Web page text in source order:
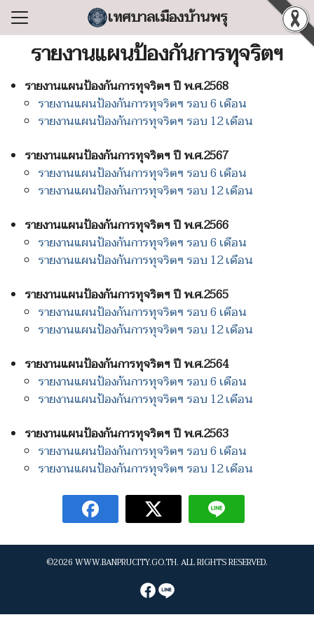
Skip
content
เทศบาลเมืองบ้านพรุ
ก
ศบาล
อง/ร้องเรียน
ารสนเทศ
ทศบาล
Searchรายงานแผนป้องกันการทุจริตฯ
รายงานแผนป้องกันการทุจริตฯ ปี พ.ศ.2568
รายงานแผนป้องกันการทุจริตฯ รอบ 6 เดือน
รายงานแผนป้องกันการทุจริตฯ รอบ 12 เดือน
รายงานแผนป้องกันการทุจริตฯ ปี พ.ศ.2567
รายงานแผนป้องกันการทุจริตฯ รอบ 6 เดือน
รายงานแผนป้องกันการทุจริตฯ รอบ 12 เดือน
รายงานแผนป้องกันการทุจริตฯ ปี พ.ศ.2566
รายงานแผนป้องกันการทุจริตฯ รอบ 6 เดือน
รายงานแผนป้องกันการทุจริตฯ รอบ 12 เดือน
รายงานแผนป้องกันการทุจริตฯ ปี พ.ศ.2565
รายงานแผนป้องกันการทุจริตฯ รอบ 6 เดือน
รายงานแผนป้องกันการทุจริตฯ รอบ 12 เดือน
รายงานแผนป้องกันการทุจริตฯ ปี พ.ศ.2564
รายงานแผนป้องกันการทุจริตฯ รอบ 6 เดือน
รายงานแผนป้องกันการทุจริตฯ รอบ 12 เดือน
รายงานแผนป้องกันการทุจริตฯ ปี พ.ศ.2563
รายงานแผนป้องกันการทุจริตฯ รอบ 6 เดือน
รายงานแผนป้องกันการทุจริตฯ รอบ 12 เดือน
©2026 WWW.BANPRUCITY.GO.TH. ALL RIGHTS RESERVED.